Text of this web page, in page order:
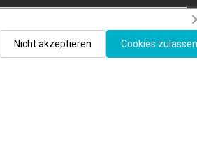
Geschäftsbedingungen und
Cookies
Nicht akzeptieren